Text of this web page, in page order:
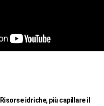
Risorse idriche, più capillare il